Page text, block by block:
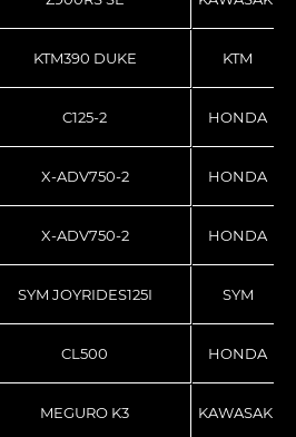
KTM390 DUKE KTM
C125-2 HONDA
X-ADV750-2 HONDA
X-ADV750-2 HONDA
SYM JOYRIDES125I SYM
CL500 HONDA
MEGURO K3 KAWASAKI